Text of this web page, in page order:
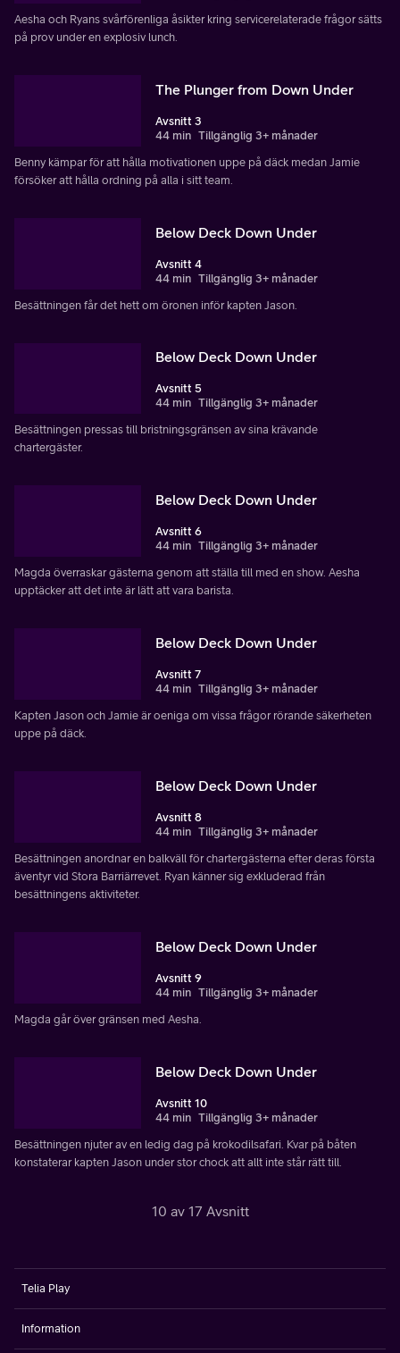
Aesha och Ryans svårförenliga åsikter kring servicerelaterade frågor sätts
på prov under en explosiv lunch.
The Plunger from Down Under
Avsnitt 3
44 min Tillgänglig 3+ månader
Benny kämpar för att hålla motivationen uppe på däck medan Jamie
försöker att hålla ordning på alla i sitt team.
Below Deck Down Under
Avsnitt 4
44 min Tillgänglig 3+ månader
Besättningen får det hett om öronen inför kapten Jason.
Below Deck Down Under
Avsnitt 5
44 min Tillgänglig 3+ månader
Besättningen pressas till bristningsgränsen av sina krävande
chartergäster.
Below Deck Down Under
Avsnitt 6
44 min Tillgänglig 3+ månader
Magda överraskar gästerna genom att ställa till med en show. Aesha
upptäcker att det inte är lätt att vara barista.
Below Deck Down Under
Avsnitt 7
44 min Tillgänglig 3+ månader
Kapten Jason och Jamie är oeniga om vissa frågor rörande säkerheten
uppe på däck.
Below Deck Down Under
Avsnitt 8
44 min Tillgänglig 3+ månader
Besättningen anordnar en balkväll för chartergästerna efter deras första
äventyr vid Stora Barriärrevet. Ryan känner sig exkluderad från
besättningens aktiviteter.
Below Deck Down Under
Avsnitt 9
44 min Tillgänglig 3+ månader
Magda går över gränsen med Aesha.
Below Deck Down Under
Avsnitt 10
44 min Tillgänglig 3+ månader
Besättningen njuter av en ledig dag på krokodilsafari. Kvar på båten
konstaterar kapten Jason under stor chock att allt inte står rätt till.
10 av 17 Avsnitt
Telia Play
Information